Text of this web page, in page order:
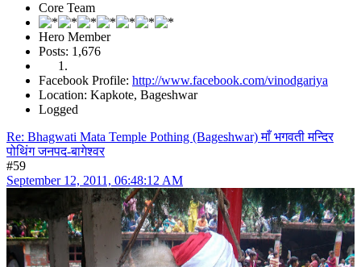
Core Team
Hero Member
Posts: 1,676
Facebook Profile: http://www.facebook.com/vinodgariya
Location: Kapkote, Bageshwar
Logged
Re: Bhagwati Mata Temple Pothing (Bageshwar) माँ भगवती मन्दिर
पोथिंग जनपद-बागेश्वर
#59
September 12, 2011, 06:48:12 AM